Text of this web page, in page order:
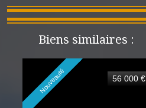
Biens similaires :
Nouveauté 56 000 €